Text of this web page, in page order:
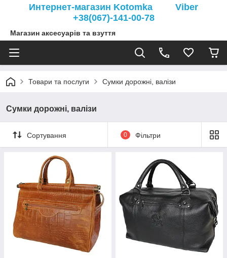
Интернет-магазин Kotomka Viber
+38(067)-141-00-78
Магазин аксесуарів та взуття
Товари та послуги Сумки дорожні, валізи
Сумки дорожні, валізи
Сортування 0 Фільтри